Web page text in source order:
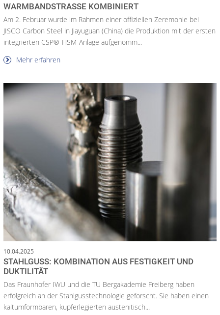
WARMBANDSTRASSE KOMBINIERT
Am 2. Februar wurde im Rahmen einer offiziellen Zeremonie bei
JISCO Carbon Steel in Jiayuguan (China) die Produktion mit der ersten
integrierten CSP®-HSM-Anlage aufgenomm...
Mehr erfahren
10.04.2025
STAHLGUSS: KOMBINATION AUS FESTIGKEIT UND
DUKTILITÄT
Das Fraunhofer IWU und die TU Bergakademie Freiberg haben
erfolgreich an der Stahlgusstechnologie geforscht. Sie haben einen
kaltumformbaren, kupferlegierten austenitisch...